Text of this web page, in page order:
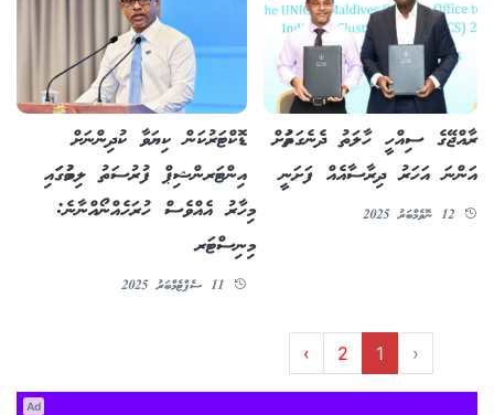
ރާއްޖޭގެ ސިއްހީ ހާލަތު ދެނެގަތުމަށް
އަންނަ އަހަރު ދިރާސާއެއް ފަށަނީ
ޑޮކްޓަރުކަން ކިޔަވާ ކުދިންނަށް
އިންޓަރންޝިޕް ފުރުސަތު ލިބުމުގަައި
މިހާރު އެއްވެސް ހުރަހެއްނޯއްނާނެ:
މިނިސްޓަރ
‹
1
2
›
Ad